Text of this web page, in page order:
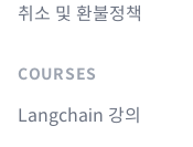
취소 및 환불정책
COURSES
Langchain 강의